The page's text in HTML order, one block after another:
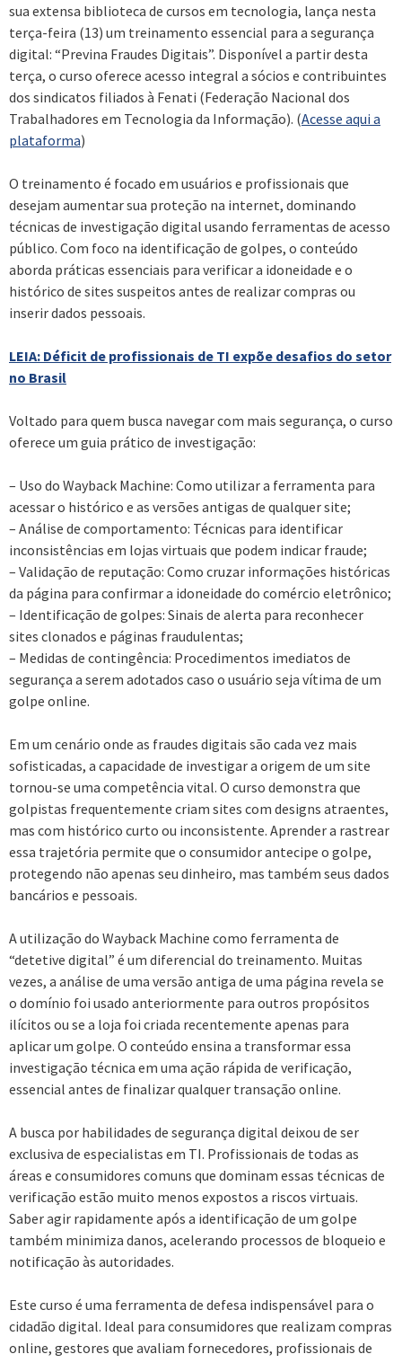
sua extensa biblioteca de cursos em tecnologia, lança nesta
terça-feira (13) um treinamento essencial para a segurança
digital: “Previna Fraudes Digitais”. Disponível a partir desta
terça, o curso oferece acesso integral a sócios e contribuintes
dos sindicatos filiados à Fenati (Federação Nacional dos
Trabalhadores em Tecnologia da Informação). (Acesse aqui a
plataforma)
O treinamento é focado em usuários e profissionais que
desejam aumentar sua proteção na internet, dominando
técnicas de investigação digital usando ferramentas de acesso
público. Com foco na identificação de golpes, o conteúdo
aborda práticas essenciais para verificar a idoneidade e o
histórico de sites suspeitos antes de realizar compras ou
inserir dados pessoais.
LEIA: Déficit de profissionais de TI expõe desafios do setor
no Brasil
Voltado para quem busca navegar com mais segurança, o curso
oferece um guia prático de investigação:
– Uso do Wayback Machine: Como utilizar a ferramenta para
acessar o histórico e as versões antigas de qualquer site;
– Análise de comportamento: Técnicas para identificar
inconsistências em lojas virtuais que podem indicar fraude;
– Validação de reputação: Como cruzar informações históricas
da página para confirmar a idoneidade do comércio eletrônico;
– Identificação de golpes: Sinais de alerta para reconhecer
sites clonados e páginas fraudulentas;
– Medidas de contingência: Procedimentos imediatos de
segurança a serem adotados caso o usuário seja vítima de um
golpe online.
Em um cenário onde as fraudes digitais são cada vez mais
sofisticadas, a capacidade de investigar a origem de um site
tornou-se uma competência vital. O curso demonstra que
golpistas frequentemente criam sites com designs atraentes,
mas com histórico curto ou inconsistente. Aprender a rastrear
essa trajetória permite que o consumidor antecipe o golpe,
protegendo não apenas seu dinheiro, mas também seus dados
bancários e pessoais.
A utilização do Wayback Machine como ferramenta de
“detetive digital” é um diferencial do treinamento. Muitas
vezes, a análise de uma versão antiga de uma página revela se
o domínio foi usado anteriormente para outros propósitos
ilícitos ou se a loja foi criada recentemente apenas para
aplicar um golpe. O conteúdo ensina a transformar essa
investigação técnica em uma ação rápida de verificação,
essencial antes de finalizar qualquer transação online.
A busca por habilidades de segurança digital deixou de ser
exclusiva de especialistas em TI. Profissionais de todas as
áreas e consumidores comuns que dominam essas técnicas de
verificação estão muito menos expostos a riscos virtuais.
Saber agir rapidamente após a identificação de um golpe
também minimiza danos, acelerando processos de bloqueio e
notificação às autoridades.
Este curso é uma ferramenta de defesa indispensável para o
cidadão digital. Ideal para consumidores que realizam compras
online, gestores que avaliam fornecedores, profissionais de